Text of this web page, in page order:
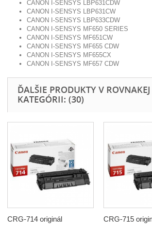
CANON I-SENSYS LBP631CDW
CANON I-SENSYS LBP631CW
CANON I-SENSYS LBP633CDW
CANON I-SENSYS MF650 SERIES
CANON I-SENSYS MF651CW
CANON I-SENSYS MF655 CDW
CANON I-SENSYS MF655CX
CANON I-SENSYS MF657 CDW
ĎALŠIE PRODUKTY V ROVNAKEJ
KATEGÓRII: (30)
CRG-714 originál CRG-715